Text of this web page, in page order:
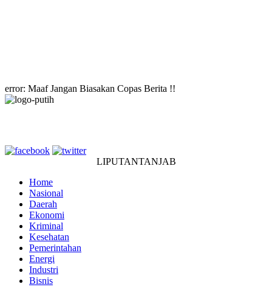
error: Maaf Jangan Biasakan Copas Berita !!
LIPUTANTANJAB
Home
Nasional
Daerah
Ekonomi
Kriminal
Kesehatan
Pemerintahan
Energi
Industri
Bisnis